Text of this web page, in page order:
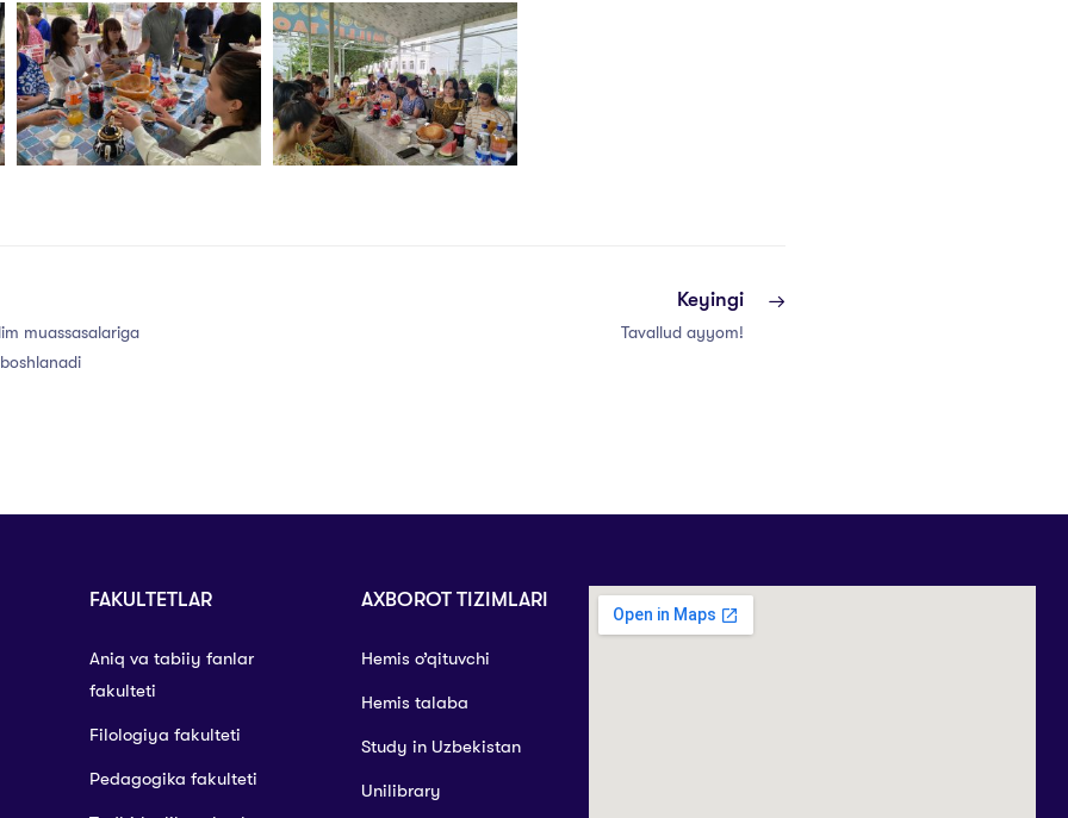
muassasalariga
Keyingi
Tavallud ayyom!
FAKULTETLAR
Aniq va tabiiy fanlar
fakulteti
Filologiya fakulteti
Pedagogika fakulteti
AXBOROT TIZIMLARI
Hemis o’qituvchi
Hemis talaba
Study in Uzbekistan
Unilibrary